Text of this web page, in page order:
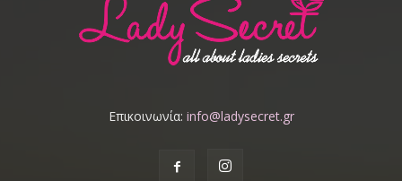
Επικοινωνία: info@ladysecret.gr